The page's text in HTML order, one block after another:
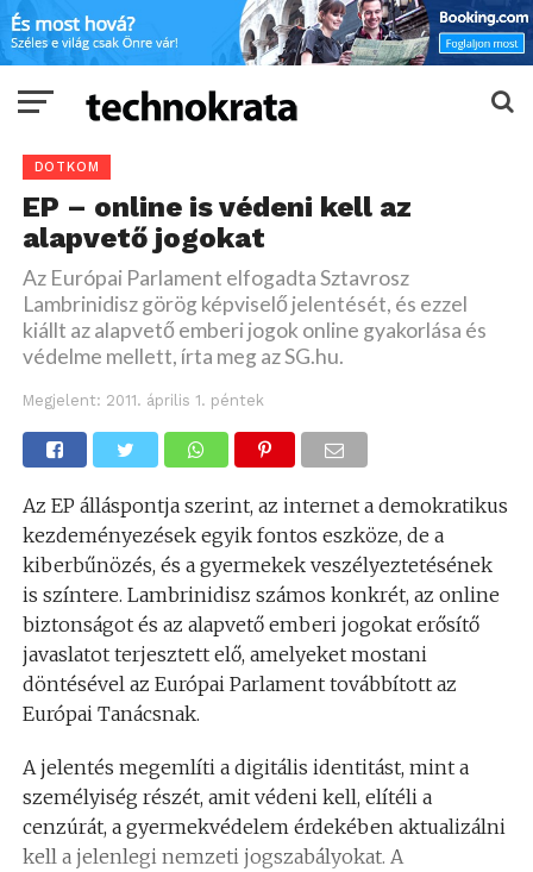
DOTKOM
EP – online is védeni kell az
alapvető jogokat
Az Európai Parlament elfogadta Sztavrosz
Lambrinidisz görög képviselő jelentését, és ezzel
kiállt az alapvető emberi jogok online gyakorlása és
védelme mellett, írta meg az SG.hu.
Megjelent: 2011. április 1. péntek
Az EP álláspontja szerint, az internet a demokratikus
kezdeményezések egyik fontos eszköze, de a
kiberbűnözés, és a gyermekek veszélyeztetésének
is színtere. Lambrinidisz számos konkrét, az online
biztonságot és az alapvető emberi jogokat erősítő
javaslatot terjesztett elő, amelyeket mostani
döntésével az Európai Parlament továbbított az
Európai Tanácsnak.
A jelentés megemlíti a digitális identitást, mint a
személyiség részét, amit védeni kell, elítéli a
cenzúrát, a gyermekvédelem érdekében aktualizálni
kell a jelenlegi nemzeti jogszabályokat. A